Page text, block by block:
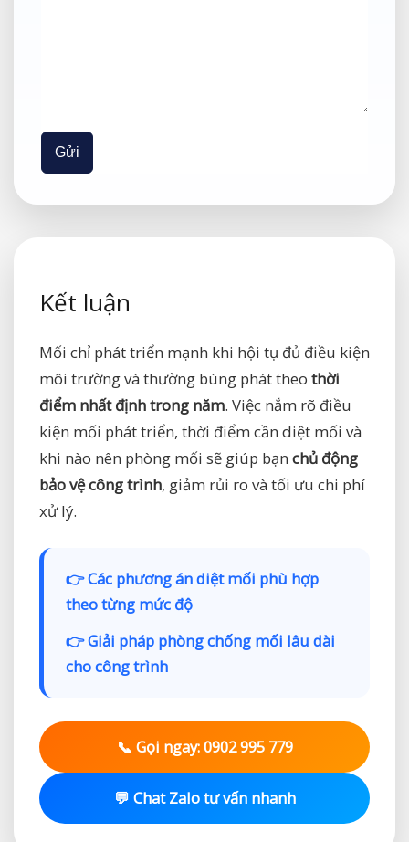
Gửi
Kết luận
Mối chỉ phát triển mạnh khi hội tụ đủ điều kiện
môi trường và thường bùng phát theo thời
điểm nhất định trong năm. Việc nắm rõ điều
kiện mối phát triển, thời điểm cần diệt mối và
khi nào nên phòng mối sẽ giúp bạn chủ động
bảo vệ công trình, giảm rủi ro và tối ưu chi phí
xử lý.
👉 Các phương án diệt mối phù hợp
theo từng mức độ
👉 Giải pháp phòng chống mối lâu dài
cho công trình
📞 Gọi ngay: 0902 995 779
💬 Chat Zalo tư vấn nhanh